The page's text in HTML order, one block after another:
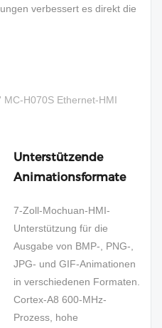
verbessert es direkt die
MC-H070S Ethernet-HMI
Unterstützende
Animationsformate
7-Zoll-Mochuan-HMI-
Unterstützung für die
Ausgabe von BMP-, PNG-,
JPG- und GIF-Animationen
in verschiedenen Formaten.
Cortex-A8 600-MHz-
Prozess, hohe